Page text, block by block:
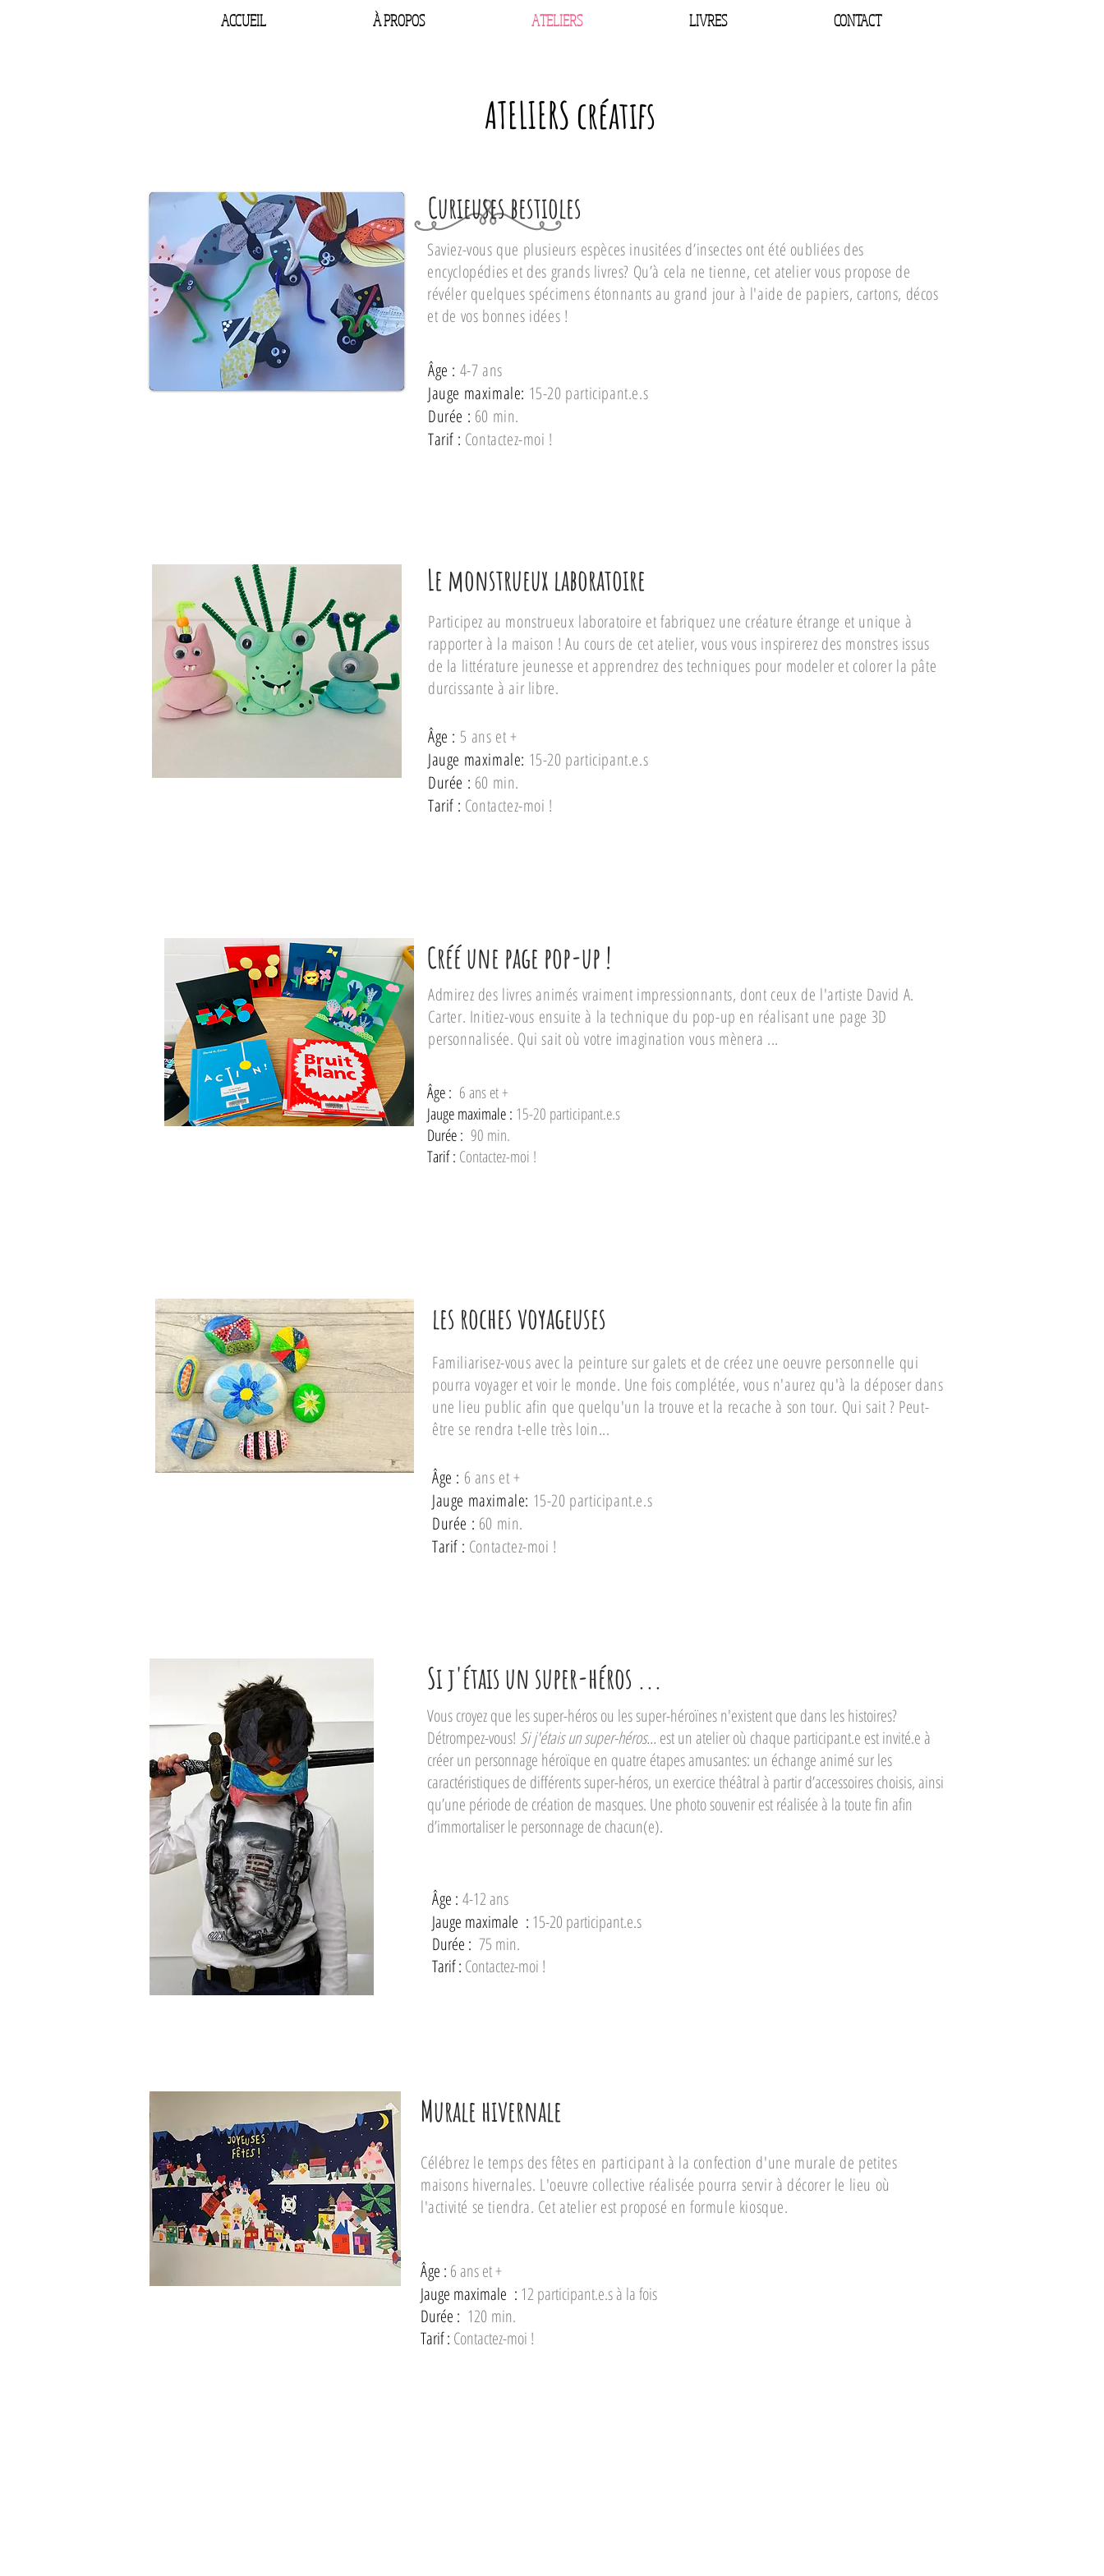
ACCUEIL À PROPOS ATELIERS LIVRES CONTACT
ATELIERS créatifs
Saviez-vous que plusieurs espèces inusitées d’insectes ont été oubliées des
encyclopédies et des grands livres? Qu’à cela ne tienne, cet atelier vous propose de
révéler quelques spécimens étonnants au grand jour à l'aide de papiers, cartons, décos
et de vos bonnes idées !
Curieuses bestioles
Âge : 4-7 ans
Jauge maximale: 15-20 participant.e.s
Durée : 60 min.
Tarif : Contactez-moi !
Le monstrueux laboratoire
Participez au monstrueux laboratoire et fabriquez une créature étrange et unique à
rapporter à la maison ! Au cours de cet atelier, vous vous inspirerez des monstres issus
de la littérature jeunesse et apprendrez des techniques pour modeler et colorer la pâte
durcissante à air libre.
Âge : 5 ans et +
Jauge maximale: 15-20 participant.e.s
Durée : 60 min.
Tarif : Contactez-moi !
Admirez des livres animés vraiment impressionnants, dont ceux de l'artiste David A.
Carter. Initiez-vous ensuite à la technique du pop-up en réalisant une page 3D
personnalisée. Qui sait où votre imagination vous mènera ...
Créé une page pop-up !
Âge : 6 ans et +
Jauge maximale : 15-20 participant.e.s
Durée : 90 min.
Tarif : Contactez-moi !
les roches voyageuses
Familiarisez-vous avec la peinture sur galets et de créez une oeuvre personnelle qui
pourra voyager et voir le monde. Une fois complétée, vous n'aurez qu'à la déposer dans
une lieu public afin que quelqu'un la trouve et la recache à son tour. Qui sait ? Peut-
être se rendra t-elle très loin...
Âge : 6 ans et +
Jauge maximale: 15-20 participant.e.s
Durée : 60 min.
Tarif : Contactez-moi !
Si j'étais un super-héros ...
Vous croyez que les super-héros ou les super-héroïnes n'existent que dans les histoires?
Détrompez-vous! Si j'étais un super-héros... est un atelier où chaque participant.e est invité.e à
créer un personnage héroïque en quatre étapes amusantes: un échange animé sur les
caractéristiques de différents super-héros, un exercice théâtral à partir d’accessoires choisis, ainsi
qu’une période de création de masques. Une photo souvenir est réalisée à la toute fin afin
d’immortaliser le personnage de chacun(e).
Âge : 4-12 ans
Jauge maximale : 15-20 participant.e.s
Durée : 75 min.
Tarif : Contactez-moi !
Murale hivernale
Célébrez le temps des fêtes en participant à la confection d'une murale de petites
maisons hivernales. L'oeuvre collective réalisée pourra servir à décorer le lieu où
l'activité se tiendra. Cet atelier est proposé en formule kiosque.
Âge : 6 ans et +
Jauge maximale : 12 participant.e.s à la fois
Durée : 120 min.
Tarif : Contactez-moi !